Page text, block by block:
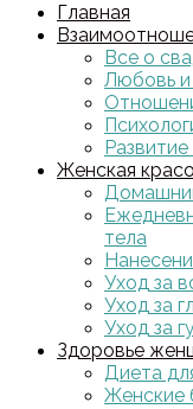
Главная
Все о
Любовь
Женская
тела
Уход за
Уход за
Уход за
Здоровье
Диета
Женские